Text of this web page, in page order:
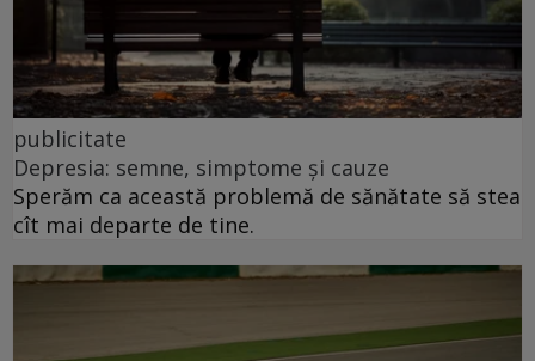
publicitate
Depresia: semne, simptome și cauze
Sperăm ca această problemă de sănătate să stea
cît mai departe de tine.